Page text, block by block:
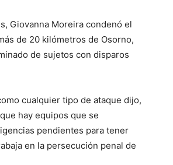
Giovanna Moreira condenó el
de 20 kilómetros de Osorno,
de sujetos con disparos
cualquier tipo de ataque dijo,
hay equipos que se
pendientes para tener
en la persecución penal de